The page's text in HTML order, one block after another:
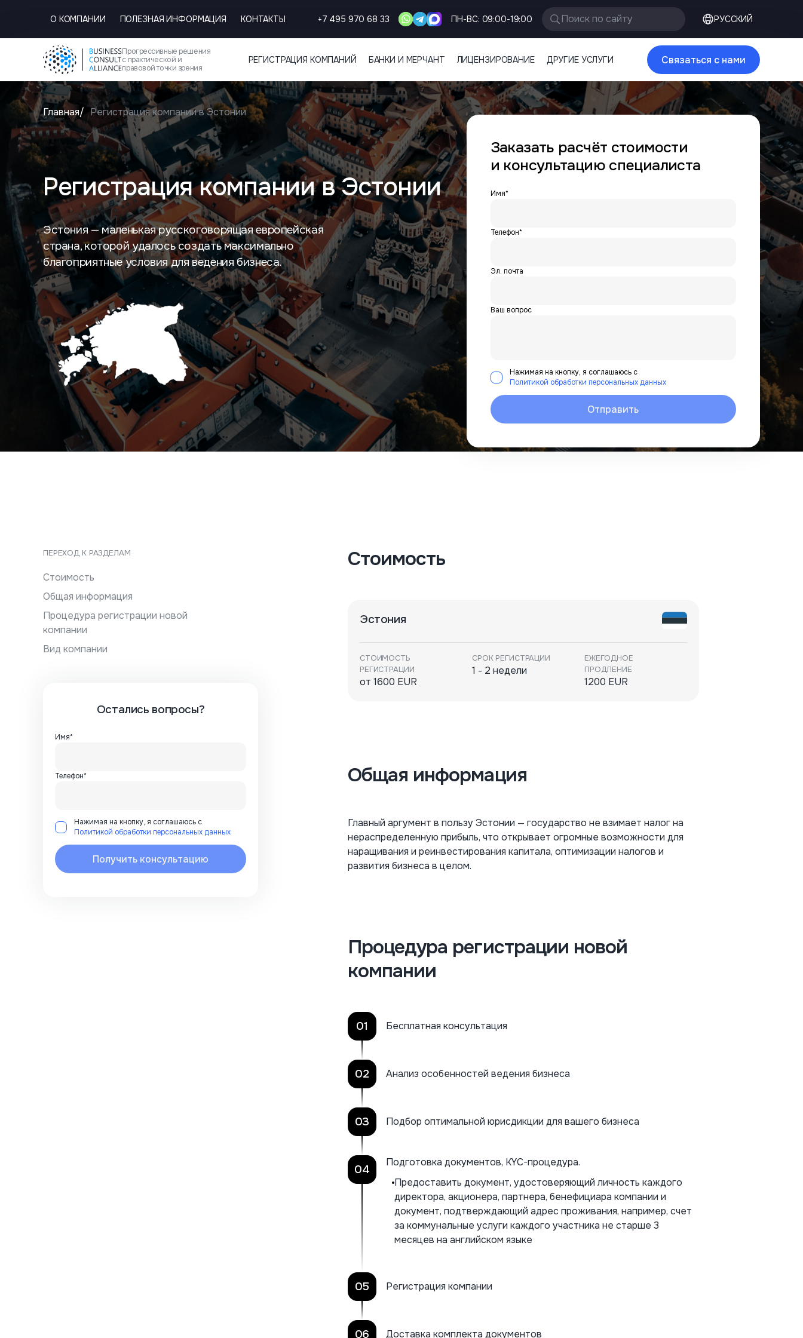
О КОМПАНИИ ПОЛЕЗНАЯ ИНФОРМАЦИЯ КОНТАКТЫ +7 495 970 68 33 ПН-ВС: 09:00-19:00 Поиск по сайту РУССКИЙ
Прогрессивные решения
с практической и
правовой точки зрения
РЕГИСТРАЦИЯ КОМПАНИЙ БАНКИ И МЕРЧАНТ ЛИЦЕНЗИРОВАНИЕ ДРУГИЕ УСЛУГИ Связаться с нами
Главная Регистрация компании в Эстонии
Регистрация компании в Эстонии
Эстония — маленькая русскоговорящая европейская
страна, которой удалось создать максимально
благоприятные условия для ведения бизнеса.
Заказать расчёт стоимости
и консультацию специалиста
Имя*
Телефон*
Эл. почта
Ваш вопрос
Нажимая на кнопку, я соглашаюсь с
Политикой обработки персональных данных
Отправить
ПЕРЕХОД К РАЗДЕЛАМ
Стоимость
Общая информация
Процедура регистрации новой
компании
Вид компании
Остались вопросы?
Имя*
Телефон*
Нажимая на кнопку, я соглашаюсь с
Политикой обработки персональных данных
Получить консультацию
Стоимость
Эстония
СТОИМОСТЬ
РЕГИСТРАЦИИ
от 1600 EUR
СРОК РЕГИСТРАЦИИ
1 - 2 недели
ЕЖЕГОДНОЕ
ПРОДЛЕНИЕ
1200 EUR
Общая информация
Главный аргумент в пользу Эстонии — государство не взимает налог на
нераспределенную прибыль, что открывает огромные возможности для
наращивания и реинвестирования капитала, оптимизации налогов и
развития бизнеса в целом.
Процедура регистрации новой
компании
01 Бесплатная консультация
02 Анализ особенностей ведения бизнеса
03 Подбор оптимальной юрисдикции для вашего бизнеса
04
Подготовка документов, KYC-процедура.
Предоставить документ, удостоверяющий личность каждого
директора, акционера, партнера, бенефициара компании и
документ, подтверждающий адрес проживания, например, счет
за коммунальные услуги каждого участника не старше 3
месяцев на английском языке
05 Регистрация компании
06 Доставка комплекта документов